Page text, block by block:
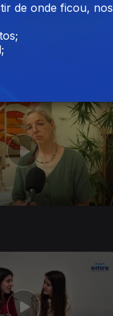
de onde ficou, nos